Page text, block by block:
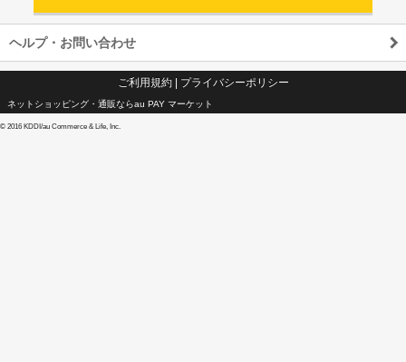
ヘルプ・お問い合わせ
ご利用規約| プライバシーポリシー
ネットショッピング・通販ならau PAY マーケット
© 2016 KDDI/au Commerce & Life, Inc.